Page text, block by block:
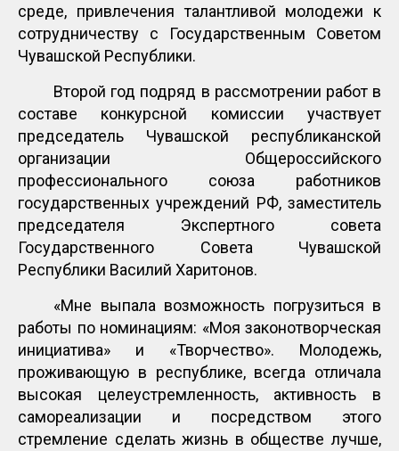
среде, привлечения талантливой молодежи к
сотрудничеству с Государственным Советом
Чувашской Республики.
Второй год подряд в рассмотрении работ в
составе конкурсной комиссии участвует
председатель Чувашской республиканской
организации Общероссийского
профессионального союза работников
государственных учреждений РФ, заместитель
председателя Экспертного совета
Государственного Совета Чувашской
Республики Василий Харитонов.
«Мне выпала возможность погрузиться в
работы по номинациям: «Моя законотворческая
инициатива» и «Творчество». Молодежь,
проживающую в республике, всегда отличала
высокая целеустремленность, активность в
самореализации и посредством этого
стремление сделать жизнь в обществе лучше,